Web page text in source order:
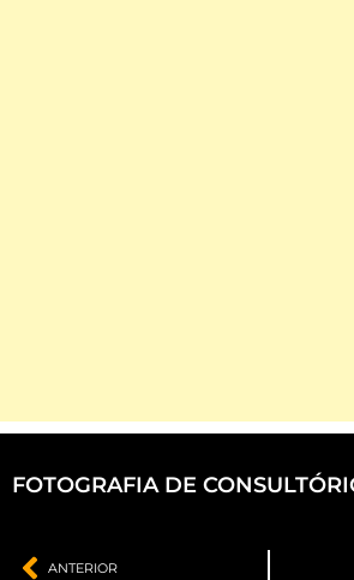
FOTOGRAFIA DE
ANTERIOR